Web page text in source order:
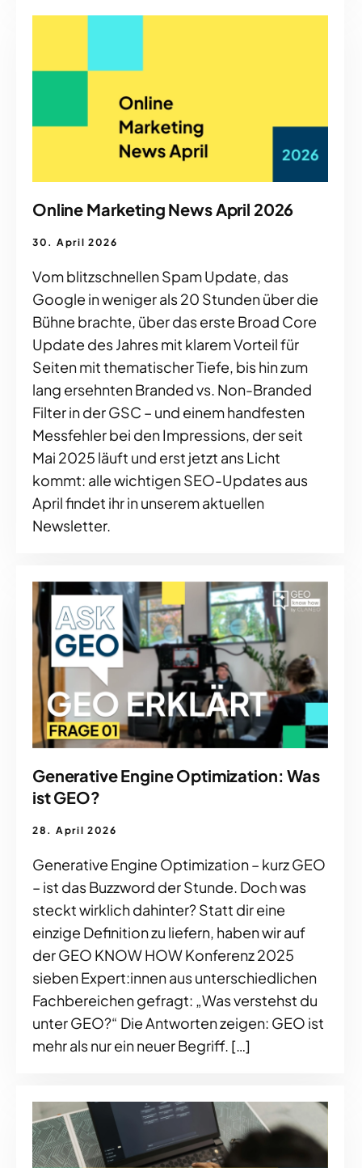
Online Marketing News April 2026
30. April 2026
Vom blitzschnellen Spam Update, das
Google in weniger als 20 Stunden über die
Bühne brachte, über das erste Broad Core
Update des Jahres mit klarem Vorteil für
Seiten mit thematischer Tiefe, bis hin zum
lang ersehnten Branded vs. Non-Branded
Filter in der GSC – und einem handfesten
Messfehler bei den Impressions, der seit
Mai 2025 läuft und erst jetzt ans Licht
kommt: alle wichtigen SEO-Updates aus
April findet ihr in unserem aktuellen
Newsletter.
Generative Engine Optimization: Was
ist GEO?
28. April 2026
Generative Engine Optimization – kurz GEO
– ist das Buzzword der Stunde. Doch was
steckt wirklich dahinter? Statt dir eine
einzige Definition zu liefern, haben wir auf
der GEO KNOW HOW Konferenz 2025
sieben Expert:innen aus unterschiedlichen
Fachbereichen gefragt: „Was verstehst du
unter GEO?“ Die Antworten zeigen: GEO ist
mehr als nur ein neuer Begriff. […]